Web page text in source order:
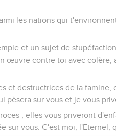
les nations qui
et un sujet de
œuvre contre toi avec colère,
et destructrices de la
pèsera sur vous et je vous
; elles vous priveront
sur vous. C'est moi, l'Eternel,